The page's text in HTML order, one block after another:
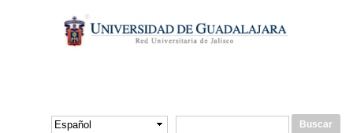
contenido
principal
Formulario de búsqueda
Buscar